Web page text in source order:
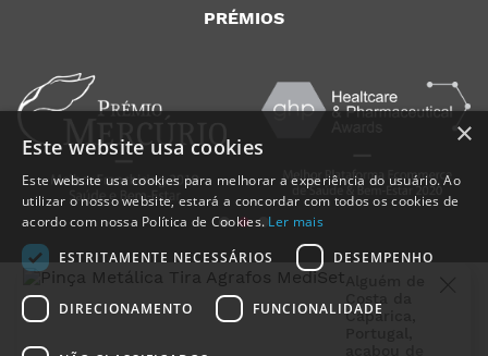
PRÉMIOS
×
Este website usa cookies
Este website usa cookies para melhorar a experiência do usuário. Ao
utilizar o nosso website, estará a concordar com todos os cookies de
acordo com nossa Política de Cookies. Ler mais
ESTRITAMENTE NECESSÁRIOS
DESEMPENHO
DIRECIONAMENTO FUNCIONALIDADE
Caparica